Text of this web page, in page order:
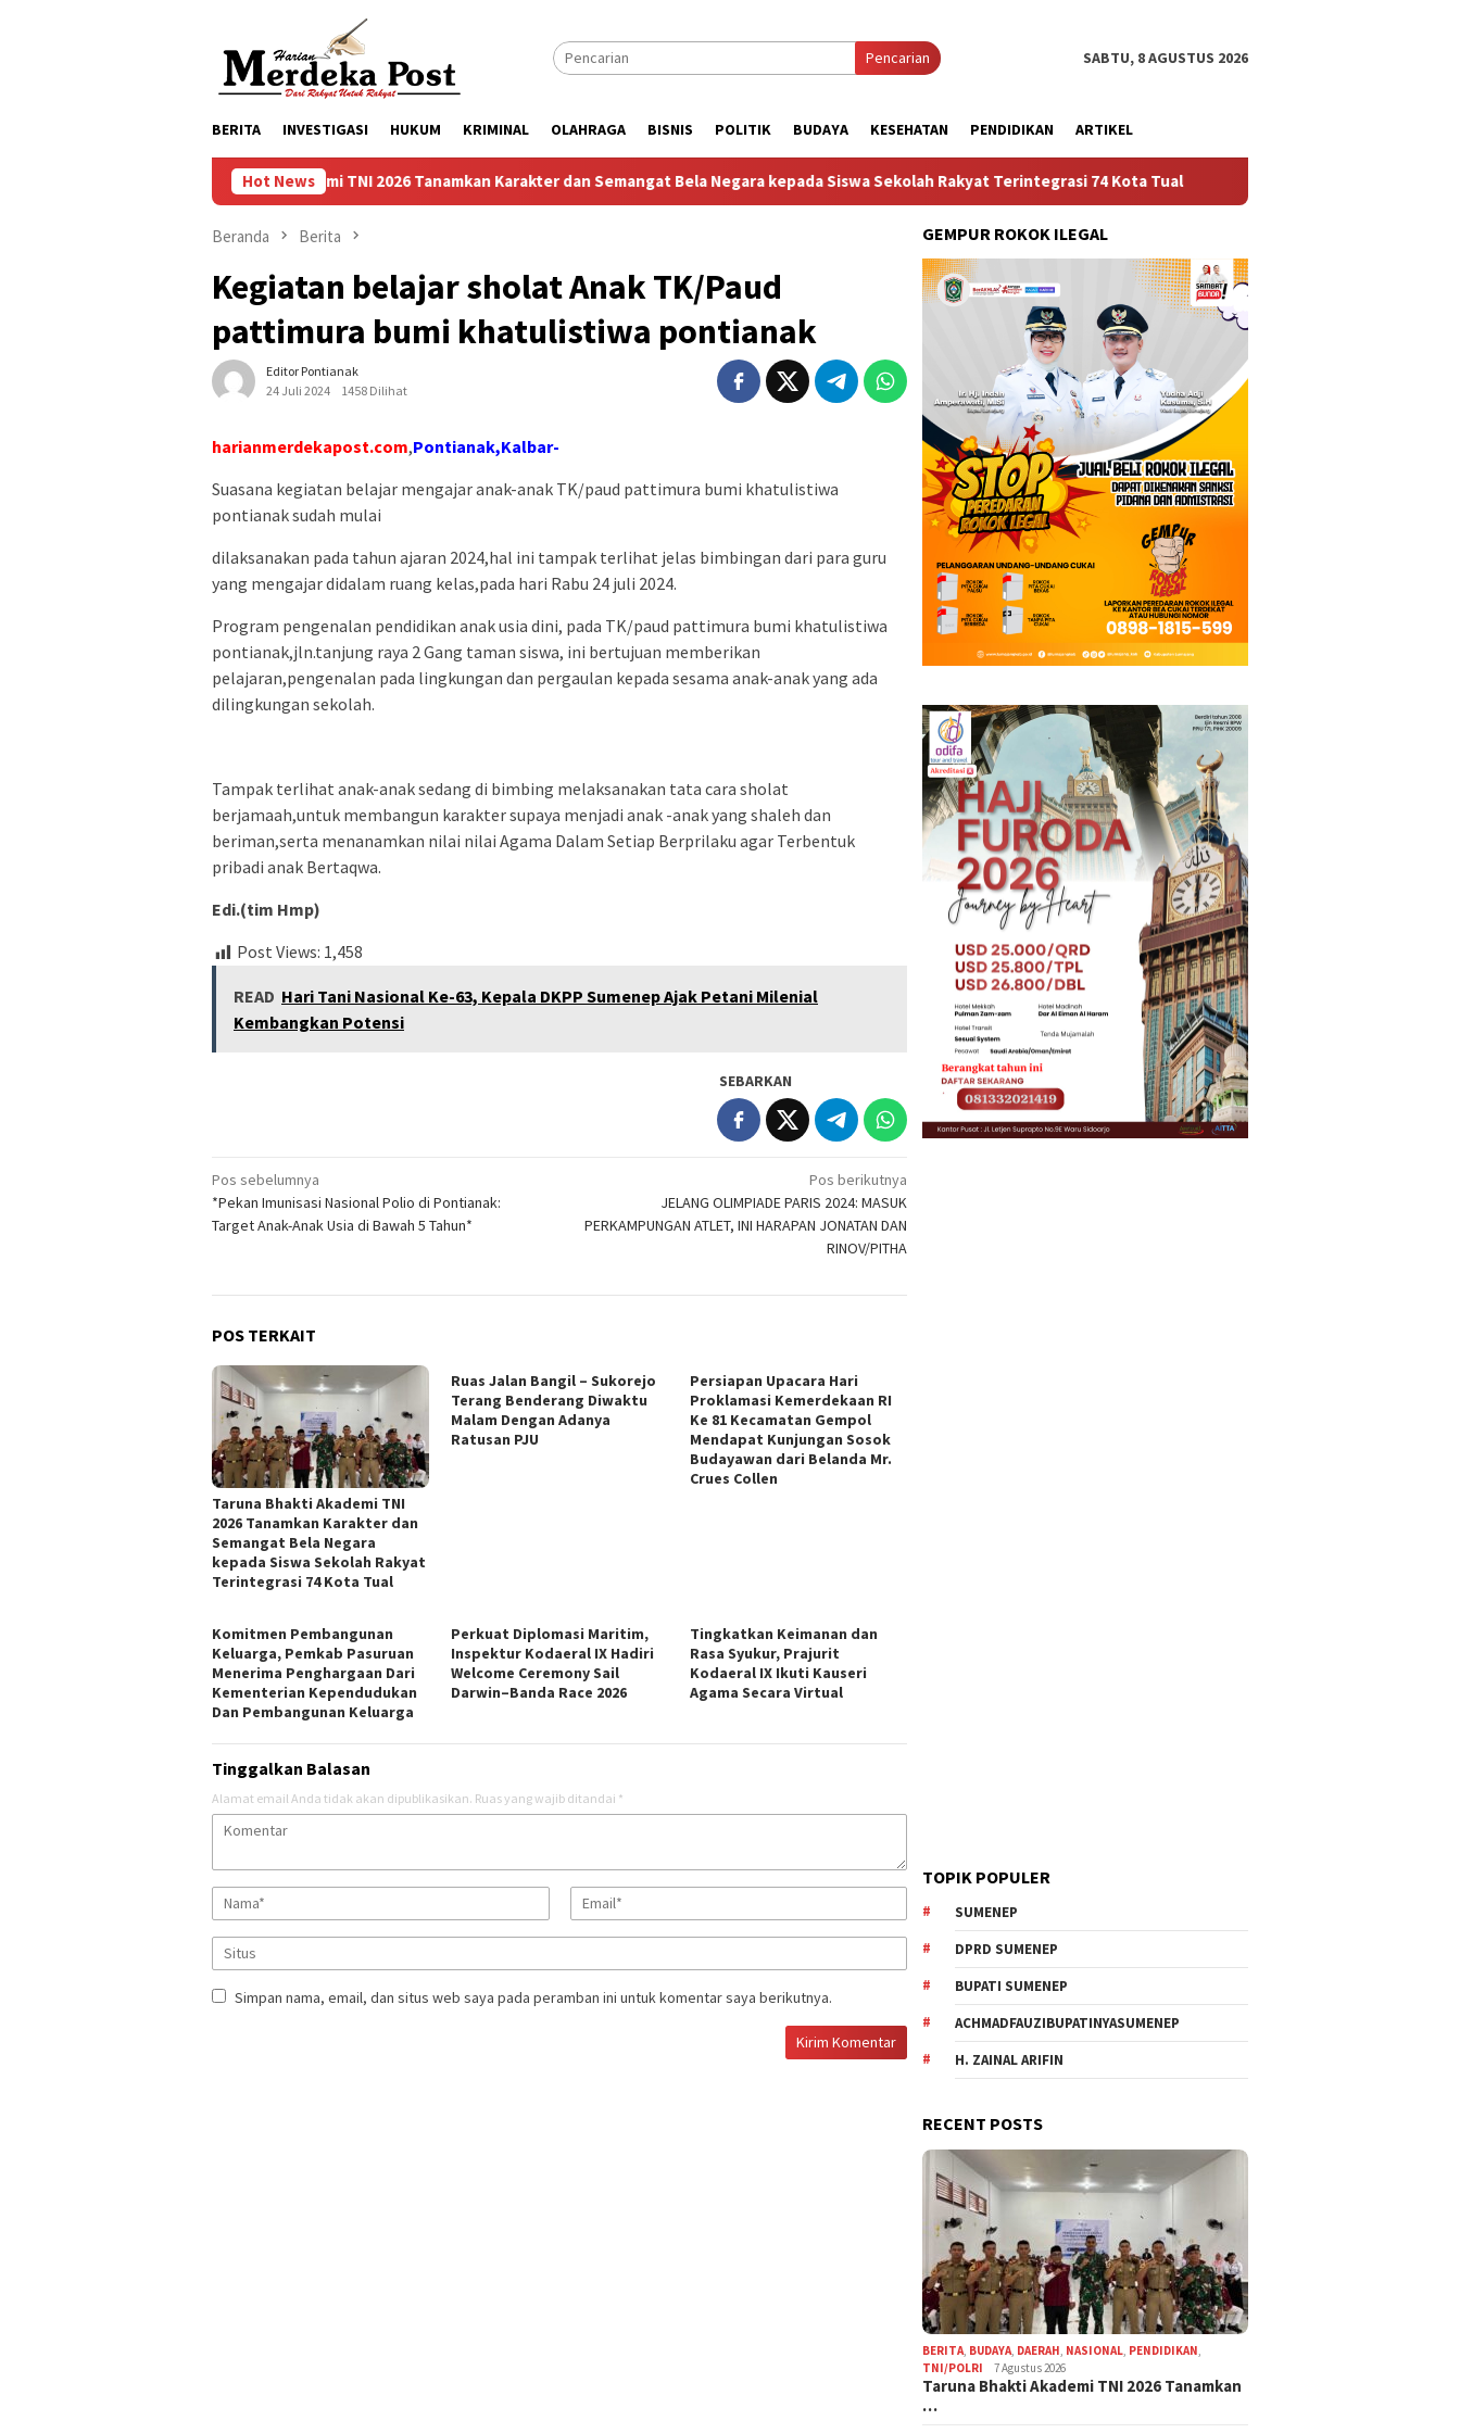
Pencarian SABTU, 8 AGUSTUS 2026
BERITA INVESTIGASI HUKUM KRIMINAL OLAHRAGA BISNIS POLITIK BUDAYA KESEHATAN PENDIDIKAN ARTIKEL
Hot News
Taruna Bhakti Akademi TNI 2026 Tanamkan Karakter dan Semangat Bela Negara kepada Siswa Sekolah Rakyat Terintegrasi 74 Kota Tual Ruas Jalan Bangil – Sukorejo Terang
Beranda Berita
Kegiatan belajar sholat Anak TK/Paud
pattimura bumi khatulistiwa pontianak
Editor Pontianak
24 Juli 2024
1458 Dilihat
harianmerdekapost.com,Pontianak,Kalbar-
Suasana kegiatan belajar mengajar anak-anak TK/paud pattimura bumi khatulistiwa
pontianak sudah mulai
dilaksanakan pada tahun ajaran 2024,hal ini tampak terlihat jelas bimbingan dari para guru
yang mengajar didalam ruang kelas,pada hari Rabu 24 juli 2024.
Program pengenalan pendidikan anak usia dini, pada TK/paud pattimura bumi khatulistiwa
pontianak,jln.tanjung raya 2 Gang taman siswa, ini bertujuan memberikan
pelajaran,pengenalan pada lingkungan dan pergaulan kepada sesama anak-anak yang ada
dilingkungan sekolah.
Tampak terlihat anak-anak sedang di bimbing melaksanakan tata cara sholat
berjamaah,untuk membangun karakter supaya menjadi anak -anak yang shaleh dan
beriman,serta menanamkan nilai nilai Agama Dalam Setiap Berprilaku agar Terbentuk
pribadi anak Bertaqwa.
Edi.(tim Hmp)
Post Views: 1,458
READ Hari Tani Nasional Ke-63, Kepala DKPP Sumenep Ajak Petani Milenial
Kembangkan Potensi
SEBARKAN
Navigasi
pos
Pos sebelumnya
*Pekan Imunisasi Nasional Polio di Pontianak:
Target Anak-Anak Usia di Bawah 5 Tahun*
Pos berikutnya
JELANG OLIMPIADE PARIS 2024: MASUK
PERKAMPUNGAN ATLET, INI HARAPAN JONATAN DAN
RINOV/PITHA
POS TERKAIT
Taruna Bhakti Akademi TNI
2026 Tanamkan Karakter dan
Semangat Bela Negara
kepada Siswa Sekolah Rakyat
Terintegrasi 74 Kota Tual
Ruas Jalan Bangil – Sukorejo
Terang Benderang Diwaktu
Malam Dengan Adanya
Ratusan PJU
Persiapan Upacara Hari
Proklamasi Kemerdekaan RI
Ke 81 Kecamatan Gempol
Mendapat Kunjungan Sosok
Budayawan dari Belanda Mr.
Crues Collen
Komitmen Pembangunan
Keluarga, Pemkab Pasuruan
Menerima Penghargaan Dari
Kementerian Kependudukan
Dan Pembangunan Keluarga
Perkuat Diplomasi Maritim,
Inspektur Kodaeral IX Hadiri
Welcome Ceremony Sail
Darwin–Banda Race 2026
Tingkatkan Keimanan dan
Rasa Syukur, Prajurit
Kodaeral IX Ikuti Kauseri
Agama Secara Virtual
Tinggalkan Balasan
Alamat email Anda tidak akan dipublikasikan. Ruas yang wajib ditandai *
Simpan nama, email, dan situs web saya pada peramban ini untuk komentar saya berikutnya.
GEMPUR ROKOK ILEGAL
TOPIK POPULER
SUMENEP
DPRD SUMENEP
BUPATI SUMENEP
ACHMADFAUZIBUPATINYASUMENEP
H. ZAINAL ARIFIN
RECENT POSTS
BERITA, BUDAYA, DAERAH, NASIONAL, PENDIDIKAN,
TNI/POLRI
7 Agustus 2026
Taruna Bhakti Akademi TNI 2026 Tanamkan
…